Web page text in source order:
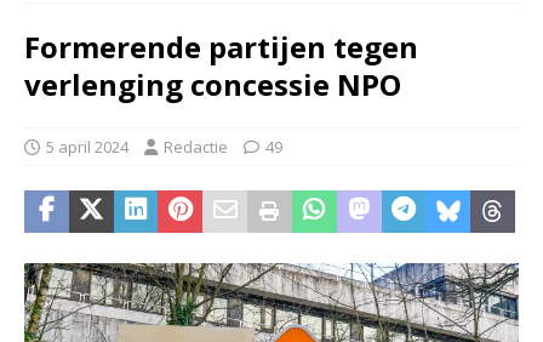
Formerende partijen tegen
verlenging concessie NPO
5 april 2024 Redactie 49